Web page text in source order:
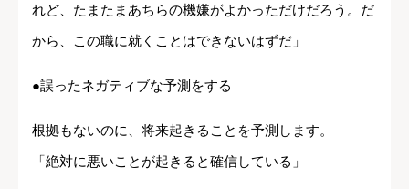
れど、たまたまあちらの機嫌がよかっただけだろう。だ
から、この職に就くことはできないはずだ」
●誤ったネガティブな予測をする
根拠もないのに、将来起きることを予測します。
「絶対に悪いことが起きると確信している」